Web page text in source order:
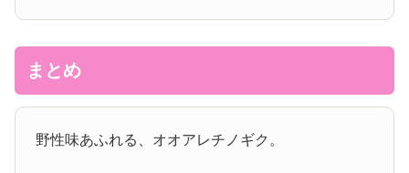
まとめ
野性味あふれる、オオアレチノギク。